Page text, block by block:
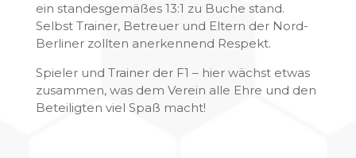
ein standesgemäßes 13:1 zu Buche stand.
Selbst Trainer, Betreuer und Eltern der Nord-
Berliner zollten anerkennend Respekt.
Spieler und Trainer der F1 – hier wächst etwas
zusammen, was dem Verein alle Ehre und den
Beteiligten viel Spaß macht!